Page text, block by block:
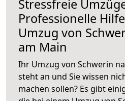
Stressfreie
Professionelle
Umzug von
am Main
Ihr Umzug von Schwerin
steht an und Sie wissen
machen sollen? Es gibt